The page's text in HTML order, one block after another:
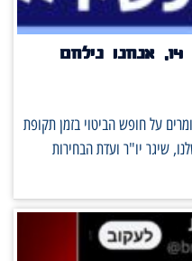
לא יסתמו את הפה לערוץ 14, אנחנו נילחם
תרצו שומרים על חופש הביטוי בזמן תקופת
שיגר יו"ר ועדת הבחירות